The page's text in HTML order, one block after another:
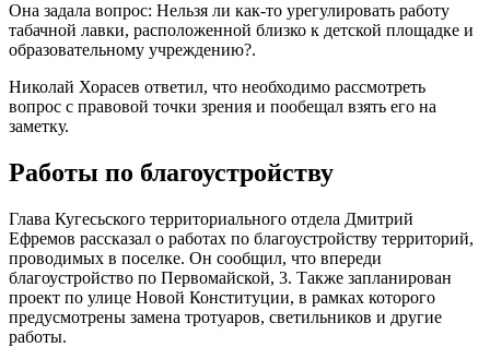
Она задала вопрос: Нельзя ли как-то урегулировать работу
табачной лавки, расположенной близко к детской площадке и
образовательному учреждению?.
Николай Хорасев ответил, что необходимо рассмотреть
вопрос с правовой точки зрения и пообещал взять его на
заметку.
Работы по благоустройству
Глава Кугесьского территориального отдела Дмитрий
Ефремов рассказал о работах по благоустройству территорий,
проводимых в поселке. Он сообщил, что впереди
благоустройство по Первомайской, 3. Также запланирован
проект по улице Новой Конституции, в рамках которого
предусмотрены замена тротуаров, светильников и другие
работы.